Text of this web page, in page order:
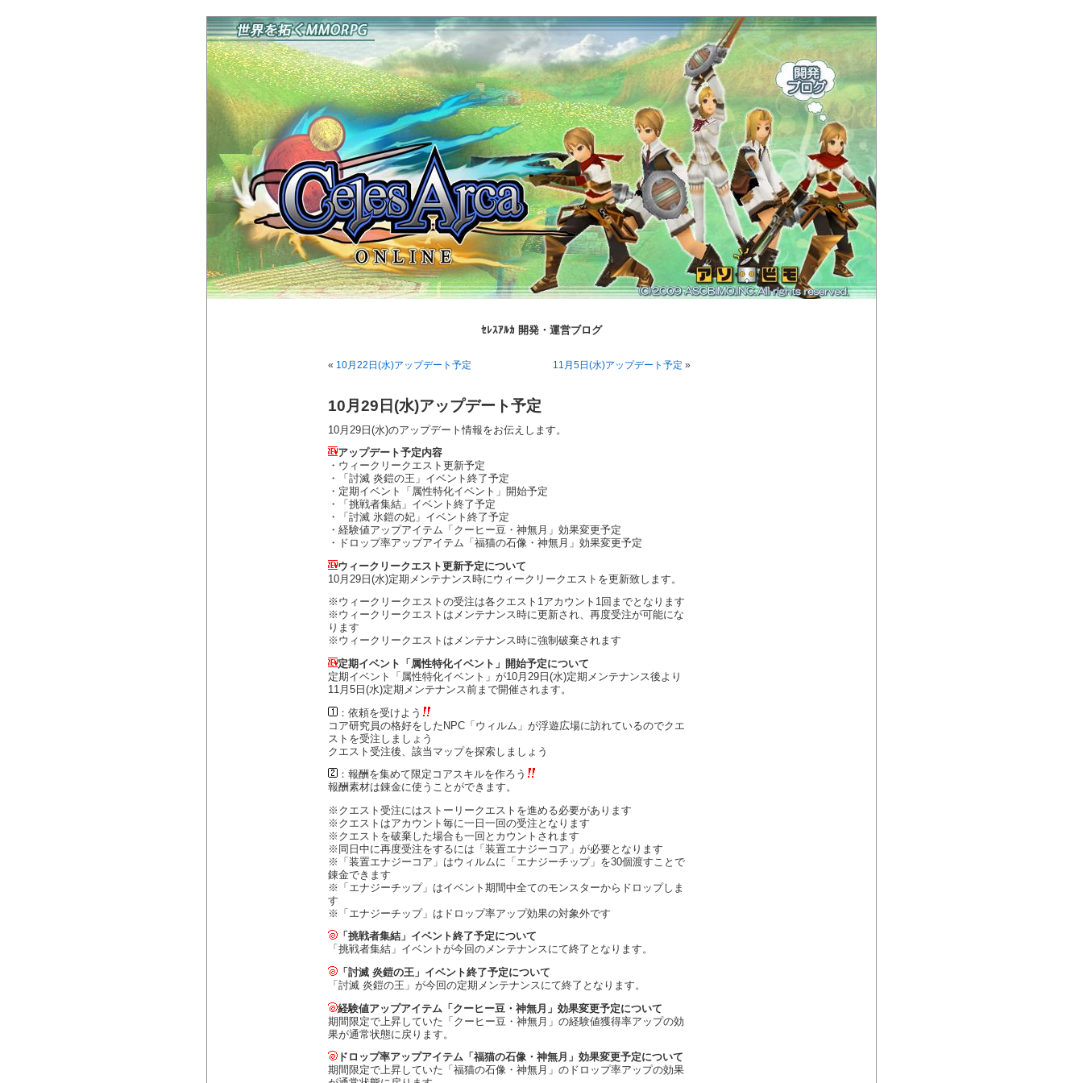
ｾﾚｽｱﾙｶ 開発・運営ブログ
« 10月22日(水)アップデート予定 11月5日(水)アップデート予定 »
10月29日(水)アップデート予定
10月29日(水)のアップデート情報をお伝えします。
アップデート予定内容
・ウィークリークエスト更新予定
・「討滅 炎鎧の王」イベント終了予定
・定期イベント「属性特化イベント」開始予定
・「挑戦者集結」イベント終了予定
・「討滅 氷鎧の妃」イベント終了予定
・経験値アップアイテム「クーヒー豆・神無月」効果変更予定
・ドロップ率アップアイテム「福猫の石像・神無月」効果変更予定
ウィークリークエスト更新予定について
10月29日(水)定期メンテナンス時にウィークリークエストを更新致します。
※ウィークリークエストの受注は各クエスト1アカウント1回までとなります
※ウィークリークエストはメンテナンス時に更新され、再度受注が可能にな
ります
※ウィークリークエストはメンテナンス時に強制破棄されます
定期イベント「属性特化イベント」開始予定について
定期イベント「属性特化イベント」が10月29日(水)定期メンテナンス後より
11月5日(水)定期メンテナンス前まで開催されます。
：依頼を受けよう
コア研究員の格好をしたNPC「ウィルム」が浮遊広場に訪れているのでクエ
ストを受注しましょう
クエスト受注後、該当マップを探索しましょう
：報酬を集めて限定コアスキルを作ろう
報酬素材は錬金に使うことができます。
※クエスト受注にはストーリークエストを進める必要があります
※クエストはアカウント毎に一日一回の受注となります
※クエストを破棄した場合も一回とカウントされます
※同日中に再度受注をするには「装置エナジーコア」が必要となります
※「装置エナジーコア」はウィルムに「エナジーチップ」を30個渡すことで
錬金できます
※「エナジーチップ」はイベント期間中全てのモンスターからドロップしま
す
※「エナジーチップ」はドロップ率アップ効果の対象外です
「挑戦者集結」イベント終了予定について
「挑戦者集結」イベントが今回のメンテナンスにて終了となります。
「討滅 炎鎧の王」イベント終了予定について
「討滅 炎鎧の王」が今回の定期メンテナンスにて終了となります。
経験値アップアイテム「クーヒー豆・神無月」効果変更予定について
期間限定で上昇していた「クーヒー豆・神無月」の経験値獲得率アップの効
果が通常状態に戻ります。
ドロップ率アップアイテム「福猫の石像・神無月」効果変更予定について
期間限定で上昇していた「福猫の石像・神無月」のドロップ率アップの効果